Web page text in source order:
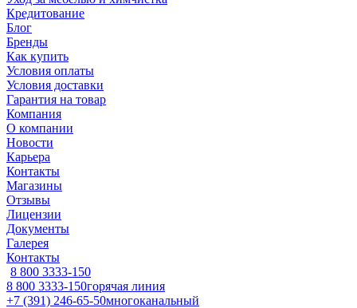
Кредитование
Блог
Бренды
Как купить
Условия оплаты
Условия доставки
Гарантия на товар
Компания
О компании
Новости
Карьера
Контакты
Магазины
Отзывы
Лицензии
Документы
Галерея
Контакты
8 800 3333-150
8 800 3333-150горячая линия
+7 (391) 246-65-50многоканальный